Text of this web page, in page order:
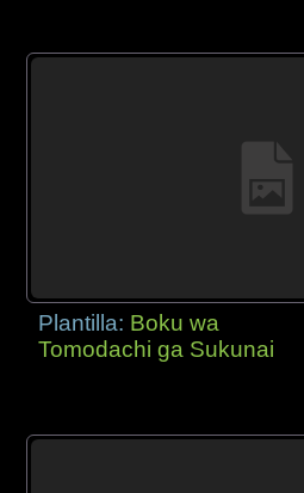
Plantilla: Boku wa
Tomodachi ga Sukunai